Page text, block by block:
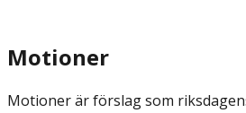
Motioner
Motioner är förslag som